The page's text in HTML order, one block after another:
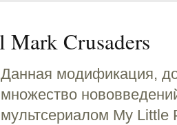
Crusaders
Данная модификация,
множество
мультсериалом My Little